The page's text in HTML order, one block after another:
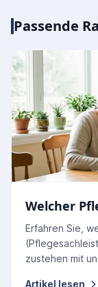
Passende
Welcher
Erfahren Sie,
zustehen mit
Artikel lesen